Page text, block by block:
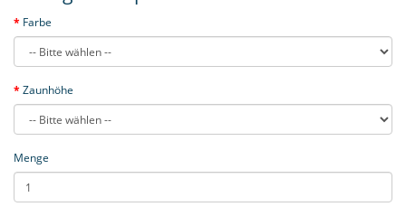
Farbe
Zaunhöhe
Menge